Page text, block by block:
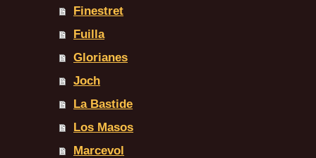
Finestret
Fuilla
Glorianes
Joch
La Bastide
Los Masos
Marcevol